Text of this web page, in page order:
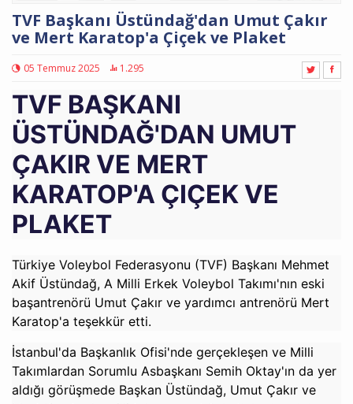
TVF Başkanı Üstündağ'dan Umut Çakır
ve Mert Karatop'a Çiçek ve Plaket
05 Temmuz 2025 1.295
TVF BAŞKANI
ÜSTÜNDAĞ'DAN UMUT
ÇAKIR VE MERT
KARATOP'A ÇIÇEK VE
PLAKET
Türkiye Voleybol Federasyonu (TVF) Başkanı Mehmet
Akif Üstündağ, A Milli Erkek Voleybol Takımı'nın eski
başantrenörü Umut Çakır ve yardımcı antrenörü Mert
Karatop'a teşekkür etti.
İstanbul'da Başkanlık Ofisi'nde gerçekleşen ve Milli
Takımlardan Sorumlu Asbaşkanı Semih Oktay'ın da yer
aldığı görüşmede Başkan Üstündağ, Umut Çakır ve